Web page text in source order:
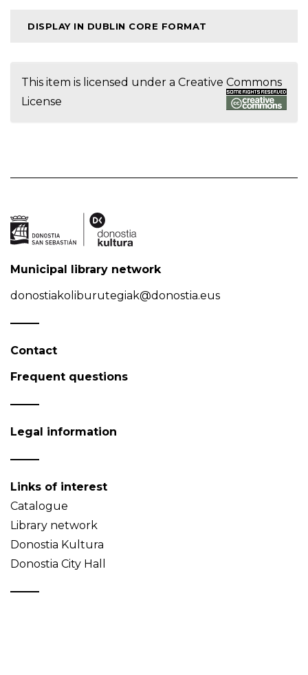
DISPLAY IN DUBLIN CORE FORMAT
This item is licensed under a Creative Commons
License
Municipal library network
donostiakoliburutegiak@donostia.eus
Contact
Frequent questions
Legal information
Links of interest
Catalogue
Library network
Donostia Kultura
Donostia City Hall